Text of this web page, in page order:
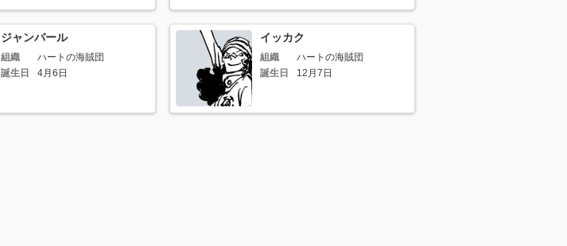
ジャンバール
組織
ハートの海賊団
誕生日
4月6日
イッカク
組織
ハートの海賊団
誕生日
12月7日